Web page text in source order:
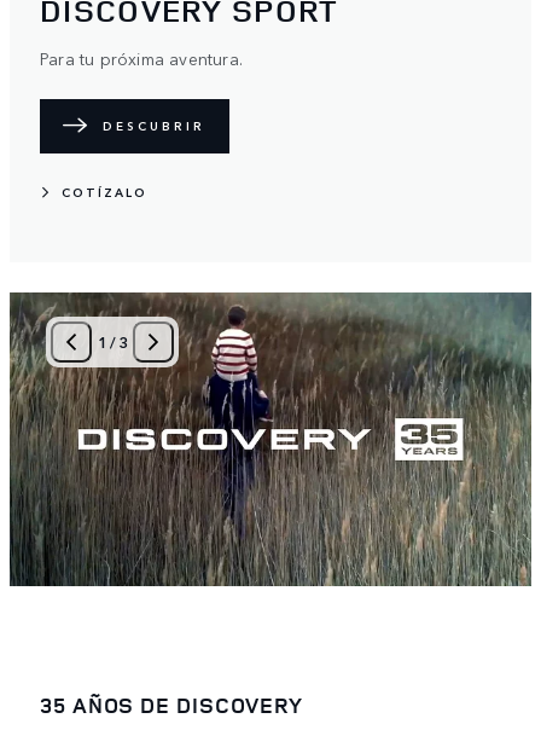
DISCOVERY SPORT
Para tu próxima aventura.
DESCUBRIR
COTÍZALO
35 AÑOS DE DISCOVERY
1 /3